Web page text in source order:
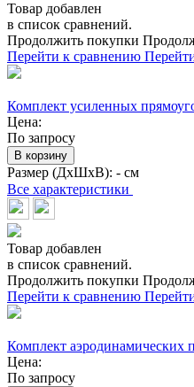
Товар добавлен
в список сравнений.
Продолжить покупки
Перейти к сравнению
Комплект усиленных
Цена:
По запросу
В корзину
Размер (ДхШхВ): - см
Все характеристики
Товар добавлен
в список сравнений.
Продолжить покупки
Перейти к сравнению
Комплект аэродинамических
Цена:
По запросу